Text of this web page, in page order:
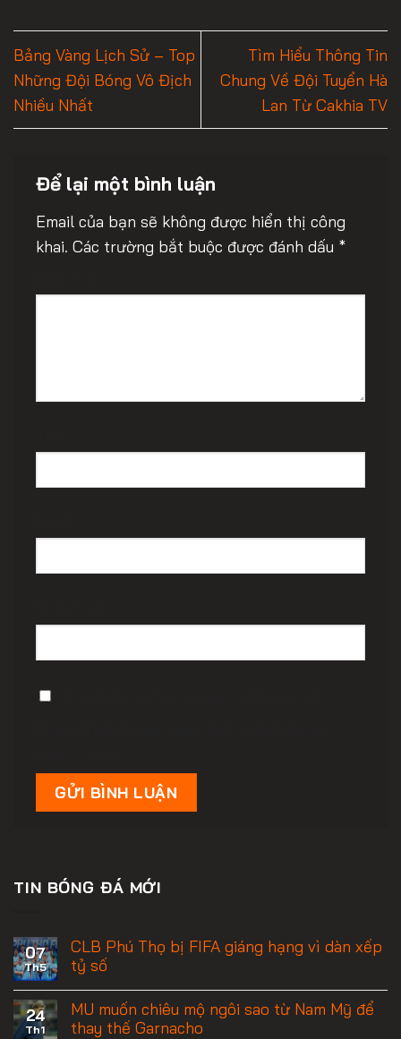
Bảng Vàng Lịch Sử – Top
Những Đội Bóng Vô Địch
Nhiều Nhất
Tìm Hiểu Thông Tin
Chung Về Đội Tuyển Hà
Lan Từ Cakhia TV
Để lại một bình luận
Email của bạn sẽ không được hiển thị công
khai. Các trường bắt buộc được đánh dấu *
TIN BÓNG ĐÁ MỚI
07
Th5
CLB Phú Thọ bị FIFA giáng hạng vì dàn xếp
tỷ số
24
Th1
MU muốn chiêu mộ ngôi sao từ Nam Mỹ để
thay thế Garnacho